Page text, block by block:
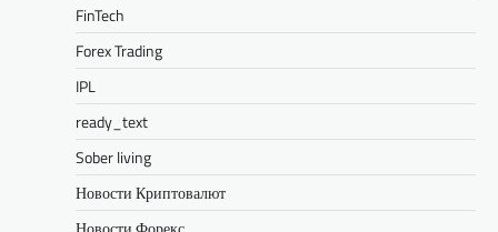
FinTech
Forex Trading
IPL
ready_text
Sober living
Новости Криптовалют